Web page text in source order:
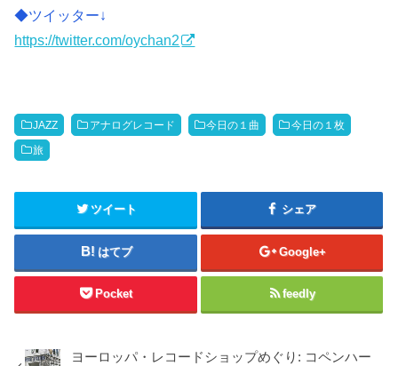
◆ツイッター↓
https://twitter.com/oychan2
JAZZ アナログレコード 今日の１曲 今日の１枚
旅
ツイート シェア
はてブ Google+
Pocket feedly
ヨーロッパ・レコードショップめぐり: コペンハー